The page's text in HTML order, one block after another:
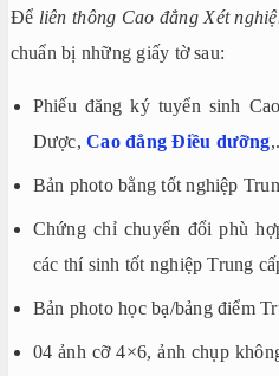
Để liên thông Cao đẳng Xét
chuẩn bị những giấy tờ sau:
Phiếu đăng ký tuyển sinh
Dược,Cao đẳng Điều dưỡng
Bản photo bằng tốt nghiệp
Chứng chỉ chuyển đổi phù
các thí sinh tốt nghiệp Trung
Bản photo học bạ/bảng điểm
04 ảnh cỡ 4×6, ảnh chụp